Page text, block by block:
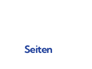
Seiten